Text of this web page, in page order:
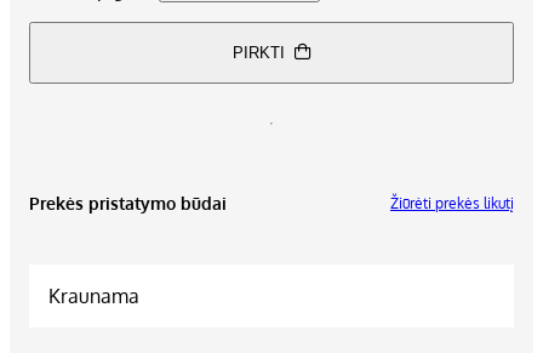
PIRKTI
Prekės pristatymo būdai Žiūrėti prekės likutį
Kraunama